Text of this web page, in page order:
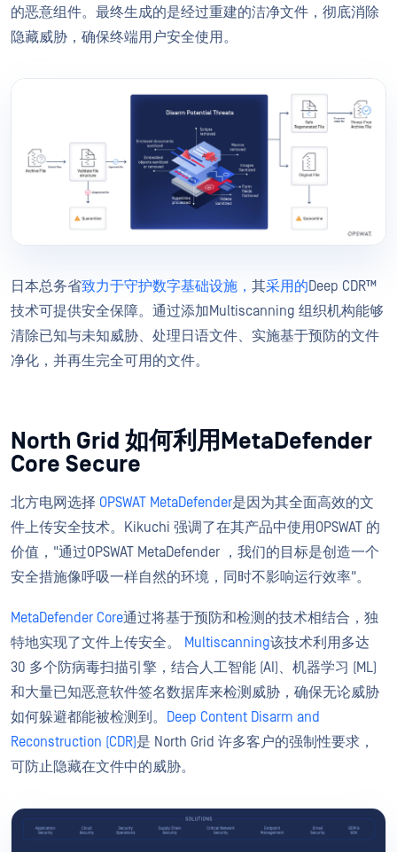
的恶意组件。最终生成的是经过重建的洁净文件，彻底消除
隐藏威胁，确保终端用户安全使用。
日本总务省致力于守护数字基础设施， 其采用的Deep CDR™
技术可提供安全保障。通过添加Multiscanning 组织机构能够
清除已知与未知威胁、处理日语文件、实施基于预防的文件
净化，并再生完全可用的文件。
North Grid 如何利用MetaDefender
Core Secure
北方电网选择 OPSWAT MetaDefender是因为其全面高效的文
件上传安全技术。Kikuchi 强调了在其产品中使用OPSWAT 的
价值，"通过OPSWAT MetaDefender ，我们的目标是创造一个
安全措施像呼吸一样自然的环境，同时不影响运行效率"。
MetaDefender Core通过将基于预防和检测的技术相结合，独
特地实现了文件上传安全。
Multiscanning该技术利用多达
30 多个防病毒扫描引擎，结合人工智能 (AI)、机器学习 (ML)
和大量已知恶意软件签名数据库来检测威胁，确保无论威胁
如何躲避都能被检测到。
Deep Content Disarm and
Reconstruction (CDR)是 North Grid 许多客户的强制性要求，
可防止隐藏在文件中的威胁。